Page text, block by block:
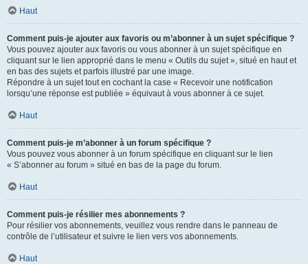
Haut
Comment puis-je ajouter aux favoris ou m’abonner à un sujet spécifique ?
Vous pouvez ajouter aux favoris ou vous abonner à un sujet spécifique en
cliquant sur le lien approprié dans le menu « Outils du sujet », situé en haut et
en bas des sujets et parfois illustré par une image.
Répondre à un sujet tout en cochant la case « Recevoir une notification
lorsqu’une réponse est publiée » équivaut à vous abonner à ce sujet.
Haut
Comment puis-je m’abonner à un forum spécifique ?
Vous pouvez vous abonner à un forum spécifique en cliquant sur le lien
« S’abonner au forum » situé en bas de la page du forum.
Haut
Comment puis-je résilier mes abonnements ?
Pour résilier vos abonnements, veuillez vous rendre dans le panneau de
contrôle de l’utilisateur et suivre le lien vers vos abonnements.
Haut